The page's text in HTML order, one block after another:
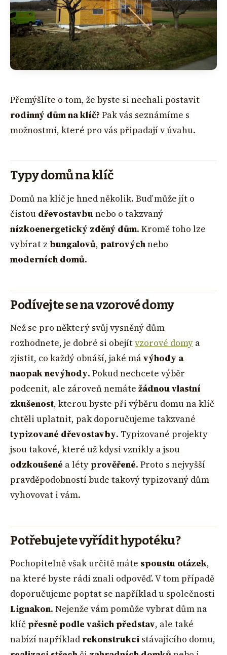
Přemýšlíte o tom, že byste si nechali postavit
rodinný dům na klíč? Pak vás seznámíme s
možnostmi, které pro vás připadají v úvahu.
Typy domů na klíč
Domů na klíč je hned několik. Buď může jít o
čistou dřevostavbunebo o takzvaný
nízkoenergetický zděný dům. Kromě toho lze
vybírat z bungalovů, patrovýchnebo
moderních domů.
Podívejte se na vzorové domy
Než se pro některý svůj vysněný dům
rozhodnete, je dobré si obejítvzorové domy a
zjistit, co každý obnáší, jaké mávýhody a
naopak nevýhody. Pokud nechcete výběr
podcenit, ale zároveň nemáte žádnou vlastní
zkušenost, kterou byste při výběru domu na klíč
chtěli uplatnit, pak doporučujeme takzvané
typizované dřevostavby. Typizované projekty
jsou takové, které už kdysi vznikly a jsou
odzkoušené a létyprověřené. Proto s nejvyšší
pravděpodobností bude takový typizovaný dům
vyhovovat i vám.
Potřebujete vyřídit hypotéku?
Pochopitelně však určitě máte spoustu otázek,
na které byste rádi znali odpověď. V tom případě
doporučujeme poptat se například u společnosti
Lignakon. Nejenže vám pomůže vybrat dům na
klíč přesně podle vašich představ, ale také
nabízí například rekonstrukci stávajícího domu,